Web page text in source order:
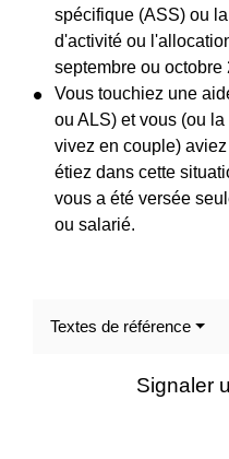
spécifique (ASS) ou
d'activité ou
septembre ou octobre
Vous touchiez une
ou ALS) et vous (ou
vivez en couple)
étiez dans cette
vous a été versée
ou salarié.
Textes de référence
Signaler